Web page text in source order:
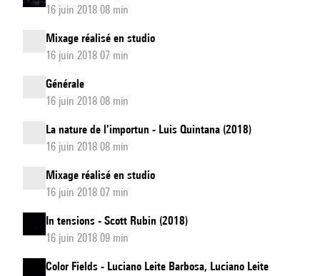
16 juin 2018 08 min
Mixage réalisé en studio
16 juin 2018 07 min
Générale
16 juin 2018 08 min
La nature de l’importun - Luis Quintana (2018)
16 juin 2018 08 min
Mixage réalisé en studio
16 juin 2018 07 min
In tensions - Scott Rubin (2018)
16 juin 2018 09 min
Color Fields - Luciano Leite Barbosa, Luciano Leite